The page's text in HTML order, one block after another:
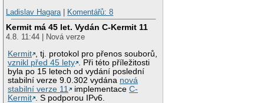
Ladislav Hagara | Komentářů: 8
Kermit má 45 let. Vydán C-Kermit 11
4.8. 11:44 | Nová verze
Kermit , tj. protokol pro přenos souborů,
vznikl před 45 lety . Při této příležitosti
byla po 15 letech od vydání poslední
stabilní verze 9.0.302 vydána nová
stabilní verze 11
implementaceC-
Kermit . S podporou IPv6.